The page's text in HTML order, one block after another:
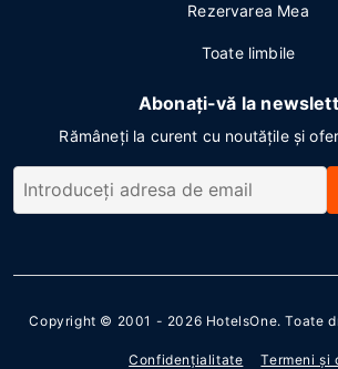
Rezervarea Mea
Toate limbile
Abonați-vă la
Rămâneți la curent cu noutățile și
Copyright © 2001 - 2026 HotelsOne. Toate
Confidenţialitate Termeni şi